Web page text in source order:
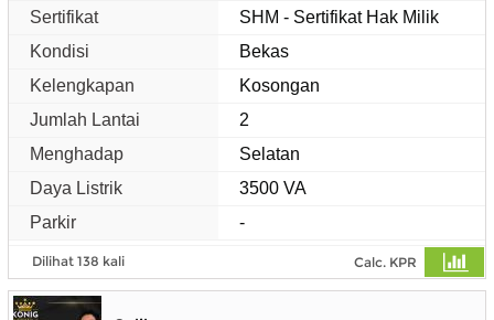
Sertifikat
SHM - Sertifikat Hak Milik
Kondisi
Bekas
Kelengkapan
Kosongan
Jumlah Lantai
2
Menghadap
Selatan
Daya Listrik
3500 VA
Parkir
-
Dilihat 138 kali Calc. KPR